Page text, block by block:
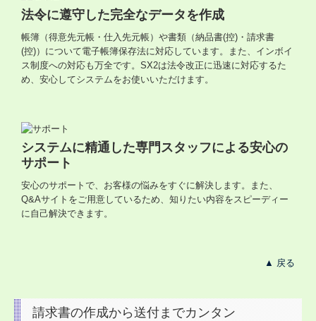
法令に遵守した完全なデータを作成
帳簿（得意先元帳・仕入先元帳）や書類（納品書(控)・請求書
(控)）について電子帳簿保存法に対応しています。また、インボイ
ス制度への対応も万全です。SX2は法令改正に迅速に対応するた
め、安心してシステムをお使いいただけます。
システムに精通した専門スタッフによる安心の
サポート
安心のサポートで、お客様の悩みをすぐに解決します。また、
Q&Aサイトをご用意しているため、知りたい内容をスピーディー
に自己解決できます。
▲ 戻る
請求書の作成から送付までカンタン